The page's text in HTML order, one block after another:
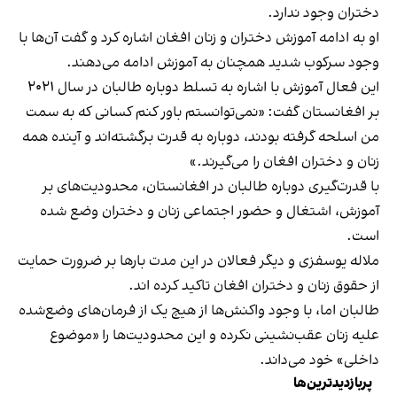
دختران وجود ندارد.
او به ادامه آموزش دختران و زنان افغان اشاره کرد و گفت آن‌ها با
وجود سرکوب شدید همچنان به آموزش ادامه می‌دهند.
این فعال آموزش با اشاره به تسلط دوباره طالبان در سال ۲۰۲۱
بر افغانستان گفت: «نمی‌توانستم باور کنم کسانی که به سمت
من اسلحه گرفته بودند، دوباره به قدرت برگشته‌اند و آینده همه
زنان و دختران افغان را می‌گیرند.»
با قدرت‌گیری دوباره طالبان در افغانستان، محدودیت‌های بر
آموزش، اشتغال و حضور اجتماعی زنان و دختران وضع شده
است.
ملاله یوسفزی و دیگر فعالان در این مدت بارها بر ضرورت حمایت
از حقوق زنان و دختران افغان تاکید کرده اند.
طالبان اما، با وجود واکنش‌ها از هیچ ‌یک از فرمان‌های وضع‌شده
علیه زنان عقب‌نشینی نکرده و این محدودیت‌ها را «موضوع
داخلی» خود می‌داند.
پربازدیدترین‌ها